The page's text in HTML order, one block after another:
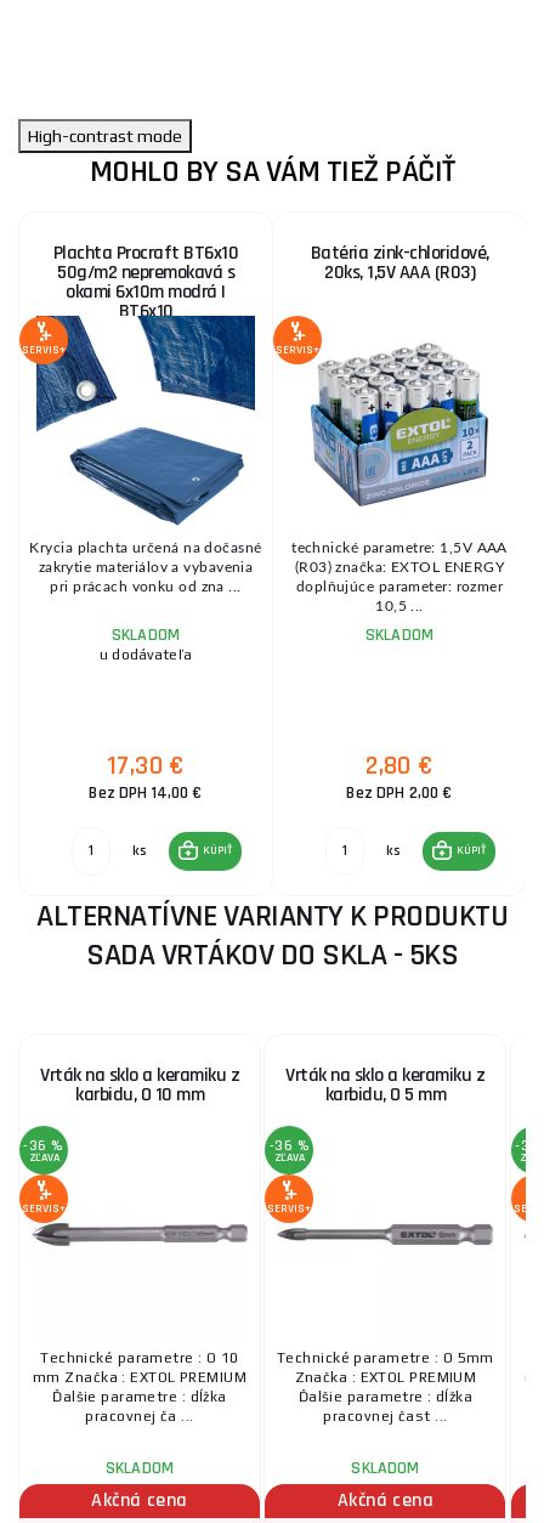
High-contrast mode
MOHLO BY SA VÁM TIEŽ PÁČIŤ
Plachta Procraft BT6x10
50g/m2 nepremokavá s
okami 6x10m modrá |
BT6x10
SERVIS+
Krycia plachta určená na dočasné
zakrytie materiálov a vybavenia
pri prácach vonku od zna ...
SKLADOM
u dodávateľa
17,30 €
Bez DPH 14,00 €
ks KÚPIŤ
Batéria zink-chloridové,
20ks, 1,5V AAA (R03)
SERVIS+
technické parametre: 1,5V AAA
(R03) značka: EXTOL ENERGY
doplňujúce parameter: rozmer
10,5 ...
SKLADOM
2,80 €
Bez DPH 2,00 €
ks KÚPIŤ
ALTERNATÍVNE VARIANTY K PRODUKTU
SADA VRTÁKOV DO SKLA - 5KS
Vrták na sklo a keramiku z
karbidu, O 10 mm
-36 %
ZĽAVA
SERVIS+
Technické parametre : O 10
mm Značka : EXTOL PREMIUM
Ďalšie parametre : dĺžka
pracovnej ča ...
SKLADOM
Akčná cena
Vrták na sklo a keramiku z
karbidu, O 5 mm
-36 %
ZĽAVA
SERVIS+
Technické parametre : O 5mm
Značka : EXTOL PREMIUM
Ďalšie parametre : dĺžka
pracovnej čast ...
SKLADOM
Akčná cena
-35